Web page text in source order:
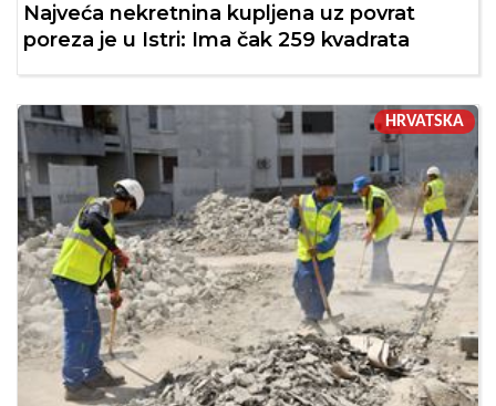
Najveća nekretnina kupljena uz povrat
poreza je u Istri: Ima čak 259 kvadrata
HRVATSKA